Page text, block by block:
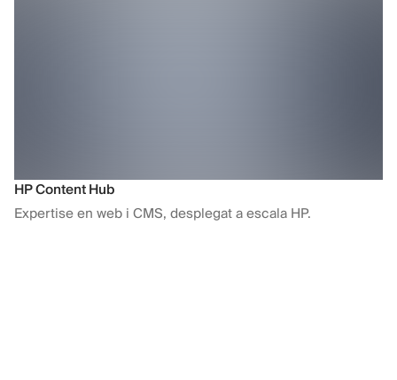
HP Content Hub
Expertise en web i CMS, desplegat a escala HP.